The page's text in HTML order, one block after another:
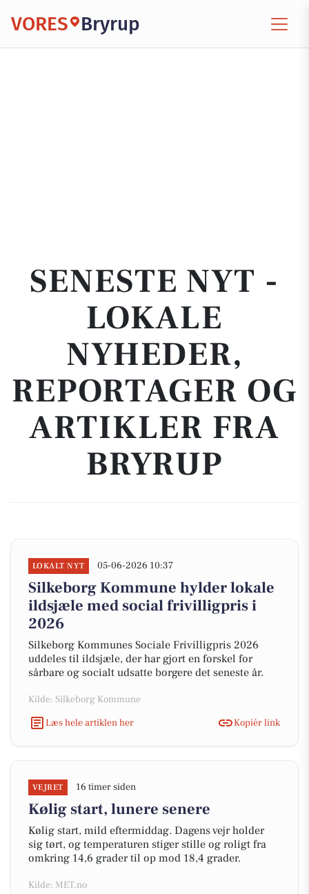
VORES Bryrup
SENESTE NYT -
LOKALE
NYHEDER,
REPORTAGER OG
ARTIKLER FRA
BRYRUP
LOKALT NYT 05-06-2026 10:37
Silkeborg Kommune hylder lokale
ildsjæle med social frivilligpris i
2026
Silkeborg Kommunes Sociale Frivilligpris 2026
uddeles til ildsjæle, der har gjort en forskel for
sårbare og socialt udsatte borgere det seneste år.
Kilde: Silkeborg Kommune
Læs hele artiklen her
Kopiér link
VEJRET 16 timer siden
Kølig start, lunere senere
Kølig start, mild eftermiddag. Dagens vejr holder
sig tørt, og temperaturen stiger stille og roligt fra
omkring 14,6 grader til op mod 18,4 grader.
Kilde: MET.no